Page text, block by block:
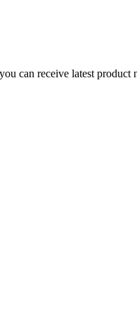
can receive latest